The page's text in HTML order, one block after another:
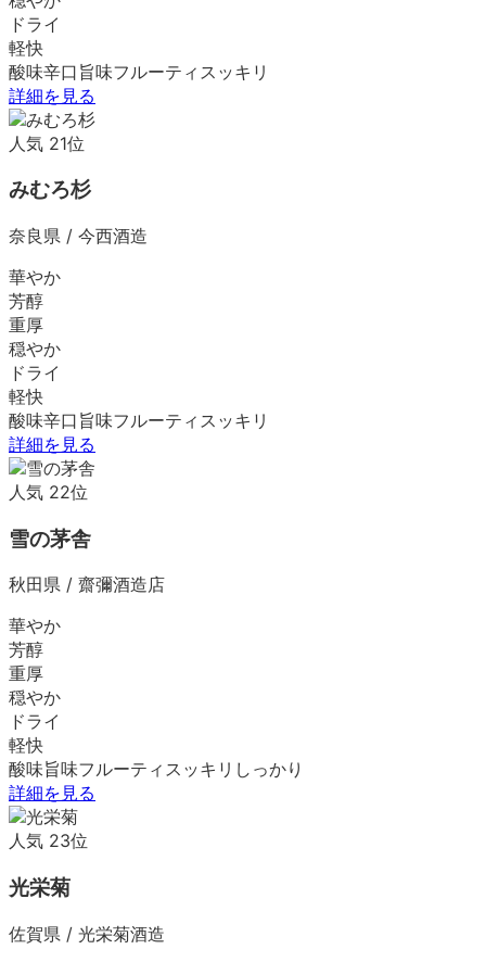
ドライ
軽快
酸味辛口 旨味フルーティ スッキリ
詳細を見る
人気 21位
みむろ杉
奈良県 / 今西酒造
華やか
芳醇
重厚
穏やか
ドライ
軽快
酸味辛口 旨味フルーティ スッキリ
詳細を見る
人気 22位
雪の茅舎
秋田県 / 齋彌酒造店
華やか
芳醇
重厚
穏やか
ドライ
軽快
酸味旨味フルーティ スッキリ しっかり
詳細を見る
人気 23位
光栄菊
佐賀県 / 光栄菊酒造